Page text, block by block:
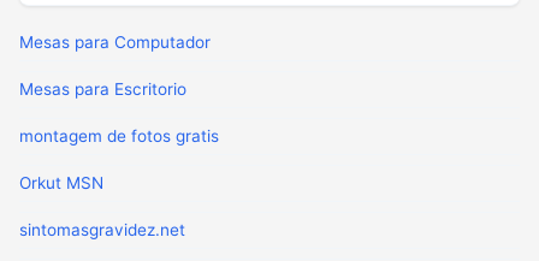
Mesas para Computador
Mesas para Escritorio
montagem de fotos gratis
Orkut MSN
sintomasgravidez.net